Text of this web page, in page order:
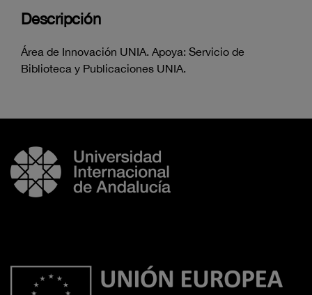
Descripción
Área de Innovación UNIA. Apoya: Servicio de
Biblioteca y Publicaciones UNIA.